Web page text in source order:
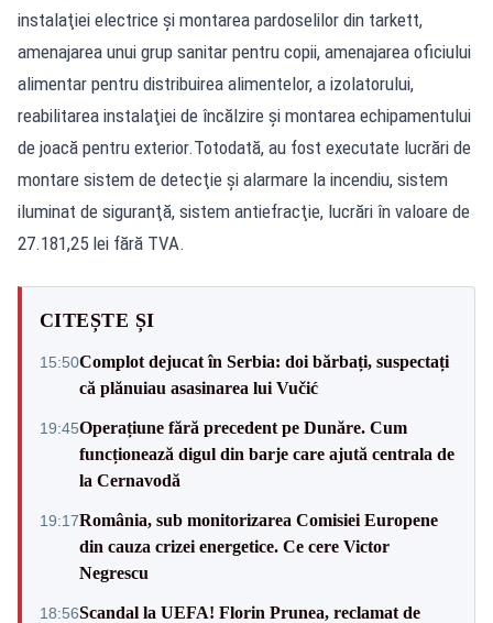
instalaţiei electrice şi montarea pardoselilor din tarkett,
amenajarea unui grup sanitar pentru copii, amenajarea oficiului
alimentar pentru distribuirea alimentelor, a izolatorului,
reabilitarea instalaţiei de încălzire şi montarea echipamentului
de joacă pentru exterior.Totodată, au fost executate lucrări de
montare sistem de detecţie şi alarmare la incendiu, sistem
iluminat de siguranţă, sistem antiefracţie, lucrări în valoare de
27.181,25 lei fără TVA.
CITEȘTE ȘI
15:50Complot dejucat în Serbia: doi bărbați, suspectați
că plănuiau asasinarea lui Vučić
19:45Operațiune fără precedent pe Dunăre. Cum
funcționează digul din barje care ajută centrala de
la Cernavodă
19:17România, sub monitorizarea Comisiei Europene
din cauza crizei energetice. Ce cere Victor
Negrescu
18:56Scandal la UEFA! Florin Prunea, reclamat de